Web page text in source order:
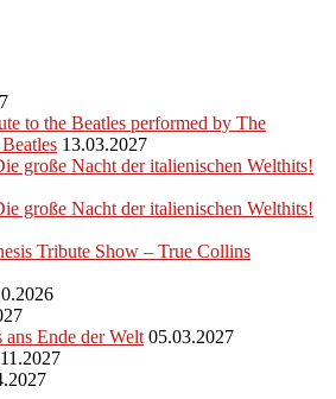
to the Beatles performed by The
13.03.2027
große Nacht der italienischen Welthits!
große Nacht der italienischen Welthits!
Tribute Show – True Collins
Ende der Welt 05.03.2027